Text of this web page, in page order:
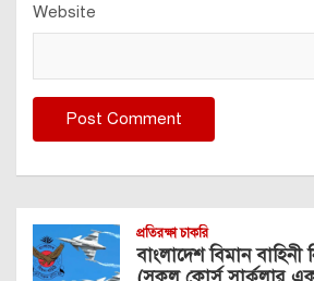
Website
প্রতিরক্ষা চাকরি
বাংলাদেশ বিমান বাহিনী